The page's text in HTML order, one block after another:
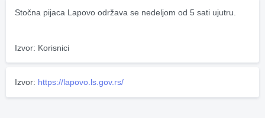
Stočna pijaca Lapovo održava se nedeljom od 5 sati ujutru.
Izvor: Korisnici
Izvor: https://lapovo.ls.gov.rs/